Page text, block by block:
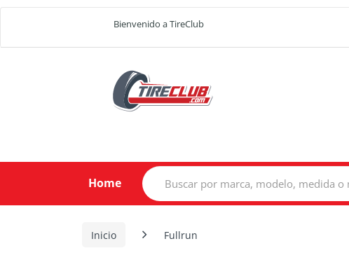
Bienvenido a TireClub
Home
Search
for:
Inicio Fullrun